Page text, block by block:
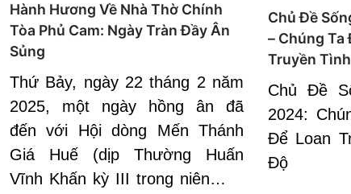
Hành Hương Về Nhà Thờ Chính
Tòa Phủ Cam: Ngày Tràn Đầy Ân
Sủng
Thứ Bảy, ngày 22 tháng 2 năm
2025, một ngày hồng ân đã
đến với Hội dòng Mến Thánh
Giá Huế (dịp Thường Huấn
Vĩnh Khấn kỳ III trong niên…
Chủ Đề
– Chúng
Truyền
Chủ Đề
2024:
Để Loan
Độ